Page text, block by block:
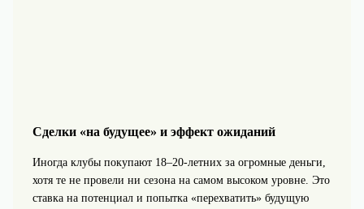
Сделки «на будущее» и эффект ожиданий
Иногда клубы покупают 18–20‑летних за огромные деньги,
хотя те не провели ни сезона на самом высоком уровне. Это
ставка на потенциал и попытка «перехватить» будущую